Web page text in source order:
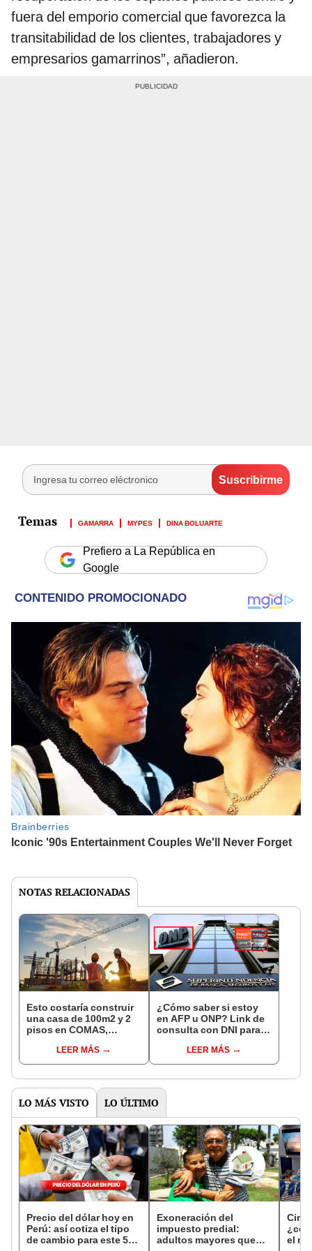
fuera del emporio comercial que favorezca la
transitabilidad de los clientes, trabajadores y
empresarios gamarrinos”, añadieron.
GAMARRA MYPES DINA BOLUARTE
Prefiero a La República en
Google
NOTAS RELACIONADAS
Esto costaría construir
una casa de 100m2 y 2
pisos en COMAS,
distritos de LIMA
NORTE
LEER MÁS
¿Cómo saber si estoy
en AFP u ONP? Link de
consulta con DNI para
pensiones estás
LEER MÁS
LO MÁS VISTO LO ÚLTIMO
Precio del dólar hoy en
Perú: así cotiza el tipo
de cambio para este 5
Exoneración del
impuesto predial:
adultos mayores que
el